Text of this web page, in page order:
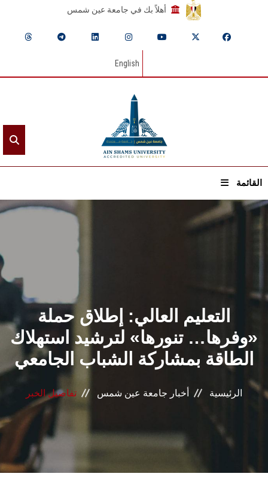
أهلاً بك في جامعة عين شمس
English
القائمة
الرئيسيـة
القطاعـات
الشئون الأكاديمية
البحث العلمي
المراكز والوحدات
الأنظمة الذكية
التعليم العالي: إطلاق حملة
«وفرها… تنورها» لترشيد استهلاك
الطاقة بمشاركة الشباب الجامعي
الرئيسية أخبار جامعة عين شمس تفاصيل الخبر